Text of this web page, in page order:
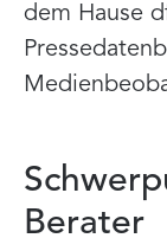
dem Hause
Berater